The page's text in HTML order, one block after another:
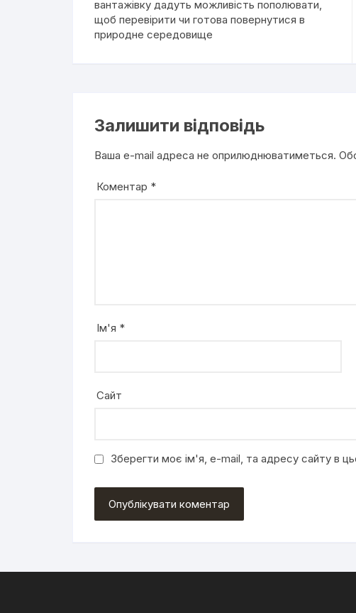
вантажівку дадуть можливість пополювати,
щоб перевірити чи готова повернутися в
природне середовище
Залишити відповідь
Ваша e-mail адреса не оприлюднюватиметься.
Коментар *
Ім'я *
Сайт
Зберегти моє ім'я, e-mail, та адресу сайту в